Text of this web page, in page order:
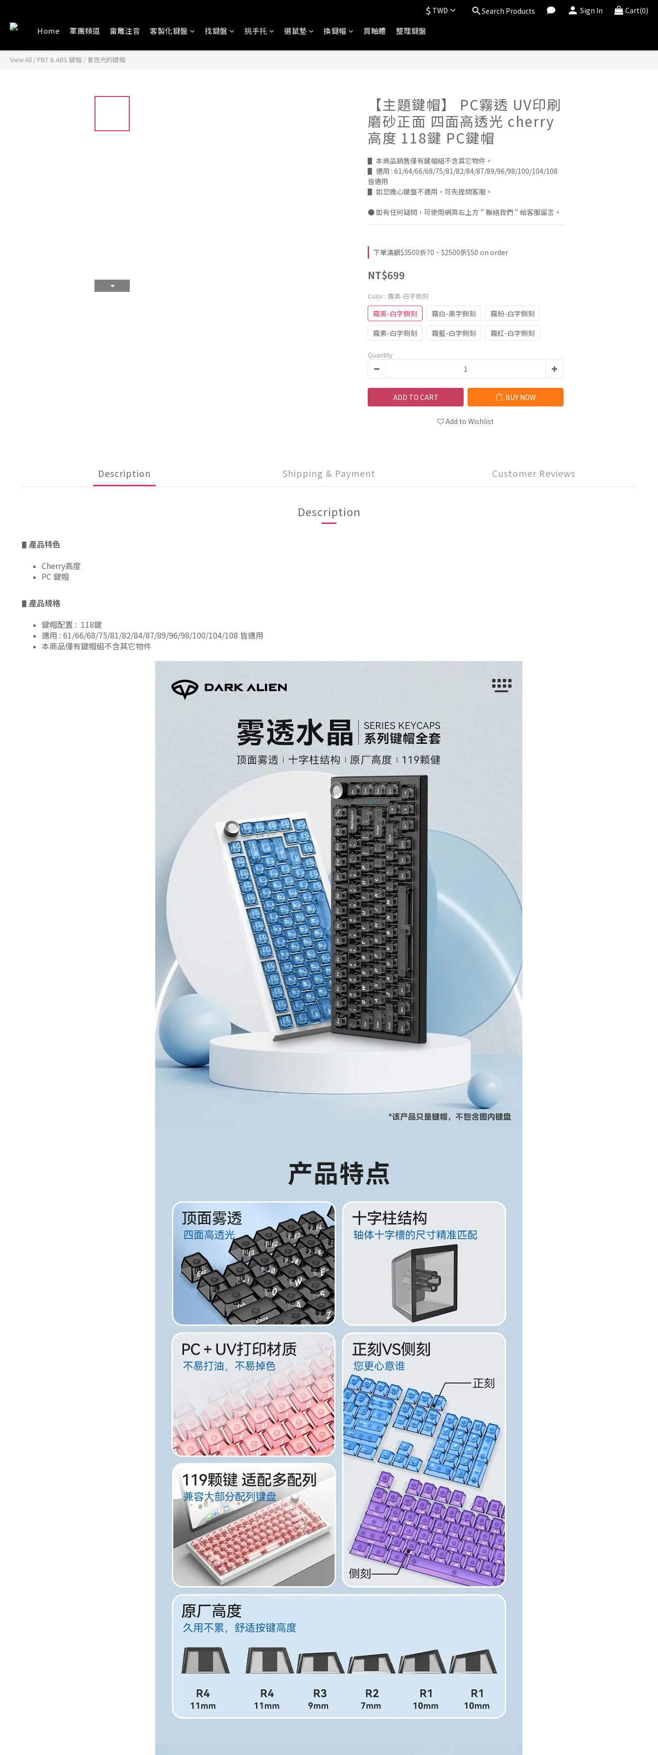
$ TWD Search Products Sign In Cart(0)
Home 軍團頻道 雷雕注音 客製化鍵盤 找鍵盤 挑手托 選鼠墊 換鍵帽 買軸體 整理鍵盤
View All / PBT & ABS 鍵帽 / 會透光的鍵帽
【主題鍵帽】 PC霧透 UV印刷
磨砂正面 四面高透光 cherry
高度 118鍵 PC鍵帽
▋ 本商品銷售僅有鍵帽組不含其它物件。
▋ 適用 : 61/64/66/68/75/81/82/84/87/89/96/98/100/104/108
皆適用
▋ 如您擔心鍵盤不適用，可先提問客服。
● 如有任何疑問，可使用網頁右上方＂聯絡我們＂給客服留言。
下單滿額$3500折70、$2500折$50 on order
NT$699
Color : 霧黑-白字側刻
霧黑-白字側刻 霧白-黑字側刻
霧粉-白字側刻
霧紫-白字側刻
霧藍-白字側刻 霧紅-白字側刻
Quantity
ADD TO CART BUY NOW
Add to Wishlist
Description Shipping & Payment Customer Reviews
Description
▋ 產品特色
Cherry高度
PC 鍵帽
▋ 產品規格
鍵帽配置 : 118鍵
適用 : 61/66/68/75/81/82/84/87/89/96/98/100/104/108 皆適用
本商品僅有鍵帽組不含其它物件